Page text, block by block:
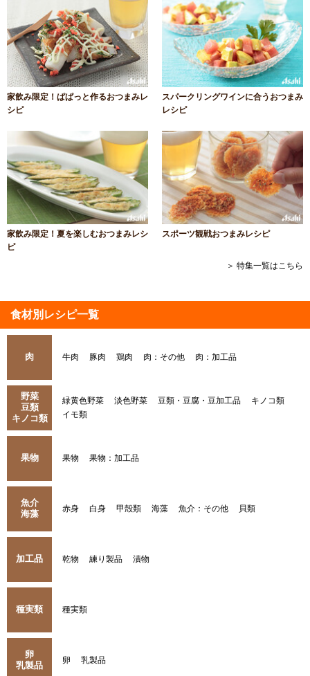
家飲み限定！ぱぱっと作るおつまみレ
シピ
スパークリングワインに合うおつまみ
レシピ
家飲み限定！夏を楽しむおつまみレシ
ピ
スポーツ観戦おつまみレシピ
＞ 特集一覧はこちら
食材別レシピ一覧
肉 牛肉 豚肉 鶏肉 肉：その他 肉：加工品
野菜
豆類
キノコ類
緑黄色野菜 淡色野菜 豆類・豆腐・豆加工品
キノコ類
イモ類
果物 果物 果物：加工品
魚介
海藻
赤身 白身 甲殻類 海藻 魚介：その他 貝類
加工品 乾物 練り製品 漬物
種実類 種実類
卵
乳製品
卵 乳製品